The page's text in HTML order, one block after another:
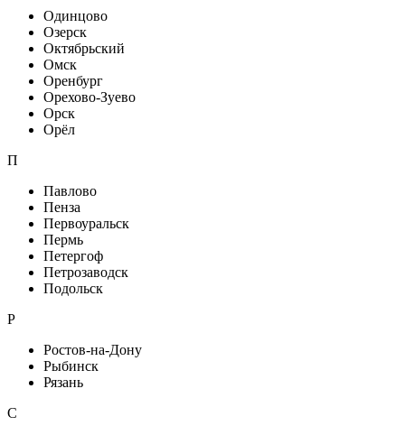
Одинцово
Озерск
Октябрьский
Омск
Оренбург
Орехово-Зуево
Орск
Орёл
П
Павлово
Пенза
Первоуральск
Пермь
Петергоф
Петрозаводск
Подольск
Р
Ростов-на-Дону
Рыбинск
Рязань
С